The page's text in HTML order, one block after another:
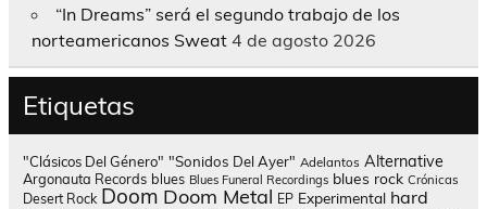
“In Dreams” será el segundo trabajo de los
norteamericanos Sweat 4 de agosto 2026
Etiquetas
"Clásicos Del Género" "Sonidos Del Ayer" Adelantos Alternative
Argonauta Records blues Blues Funeral Recordings blues rock Crónicas
Desert Rock Doom Doom Metal EP Experimental hard